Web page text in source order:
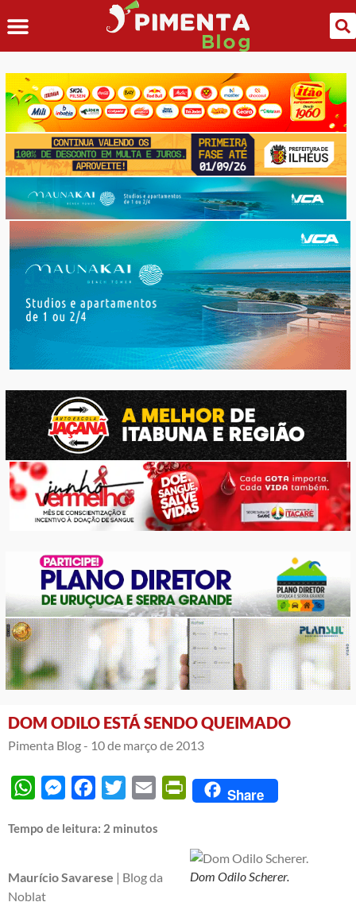
DOM ODILO ESTÁ SENDO QUEIMADO
Pimenta Blog - 10 de março de 2013
WhatsAppMessengerFacebook
Twitter Email PrintFriendly
Share
Tempo de leitura: 2 minutos
Dom Odilo Scherer.
Maurício Savarese | Blog da
Noblat